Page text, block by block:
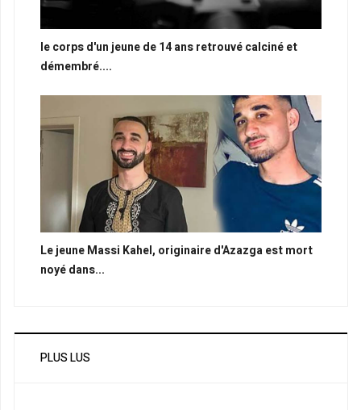
le corps d'un jeune de 14 ans retrouvé calciné et
démembré....
Le jeune Massi Kahel, originaire d'Azazga est mort
noyé dans...
PLUS LUS